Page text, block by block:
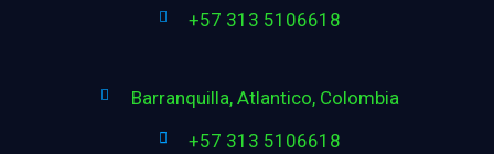
+57 313 5106618
Barranquilla, Atlantico, Colombia
+57 313 5106618